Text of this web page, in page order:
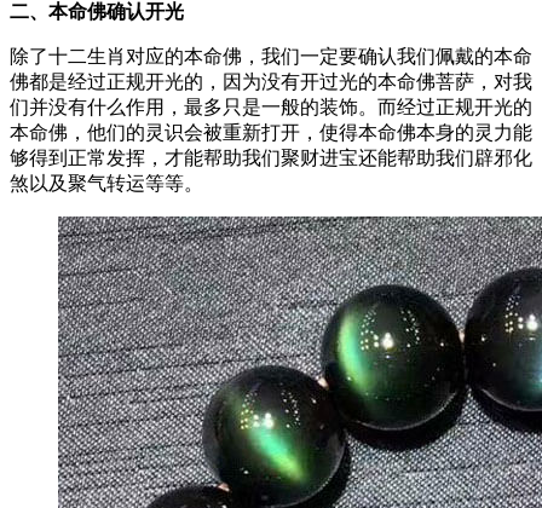
二、 本命佛确认开光
除了十二生肖对应的本命佛，我们一定要确认我们佩戴的本命
佛都是经过正规开光的，因为没有开过光的本命佛菩萨，对我
们并没有什么作用，最多只是一般的装饰。而经过正规开光的
本命佛，他们的灵识会被重新打开，使得本命佛本身的灵力能
够得到正常发挥，才能帮助我们聚财进宝还能帮助我们辟邪化
煞以及聚气转运等等。